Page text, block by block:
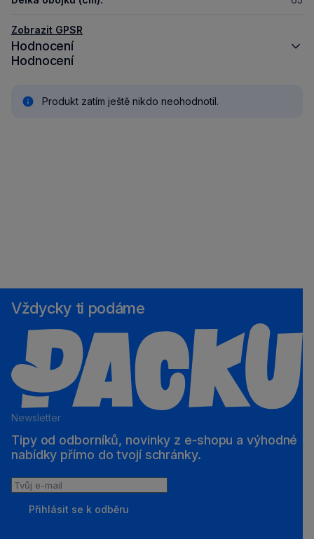
Zobrazit GPSR
Hodnocení
Hodnocení
Produkt zatím ještě nikdo neohodnotil.
Vždycky ti podáme
Newsletter
Tipy od odborníků, novinky z e‑shopu a výhodné
nabídky přímo do tvojí schránky.
Tvůj
Přihlásit se k odběru